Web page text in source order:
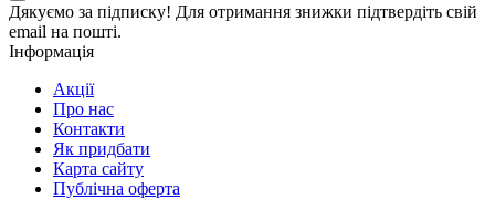
Дякуємо за підписку! Для отримання знижки підтвердіть свій
email на пошті.
Інформація
Акції
Про нас
Контакти
Як придбати
Карта сайту
Публiчна оферта